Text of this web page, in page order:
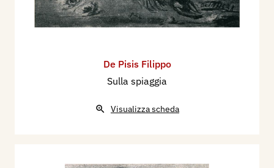
De Pisis Filippo
Sulla spiaggia
Visualizza scheda